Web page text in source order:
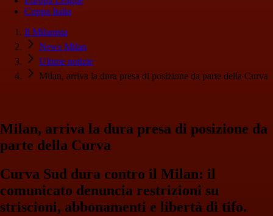
Coppa Italia
Il Milanista
News Milan
Ultime notizie
Milan, arriva la dura presa di posizione da parte della Curva
Milan, arriva la dura presa di posizione da
parte della Curva
Curva Sud dura contro il Milan: il
comunicato denuncia restrizioni su
striscioni, abbonamenti e libertà di tifo.